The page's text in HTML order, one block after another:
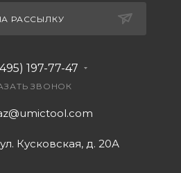
РАССЫЛКУ
197-77-47
ЗВОНОК
Кусковская, д. 20А